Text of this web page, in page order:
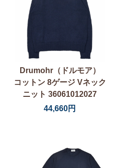
Drumohr（ドルモア）
コットン 8ゲージ Vネック
ニット 36061012027
44,660円